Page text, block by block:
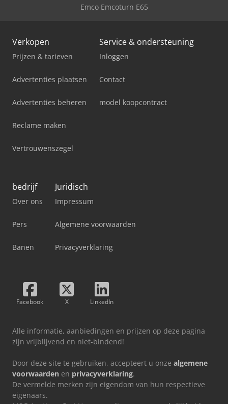
Emco Emcoturn E65
Verkopen
Prijzen & tarieven
Advertenties plaatsen
Advertenties beheren
Reclame maken
Vertrouwenszegel
Service & ondersteuning
Inloggen
Contact
model koopcontract
bedrijf
Over ons
Pers
Banen
Juridisch
Impressum
Algemene voorwaarden
Privacyverklaring
Facebook X LinkedIn
Alle informatie, aanbiedingen en prijzen op deze pagina
zijn vrijblijvend en niet-bindend!
Door deze site te gebruiken, accepteert u onze algemene
voorwaarden en privacyverklaring.
De vermelde merken zijn eigendom van hun respectieve
eigenaars.